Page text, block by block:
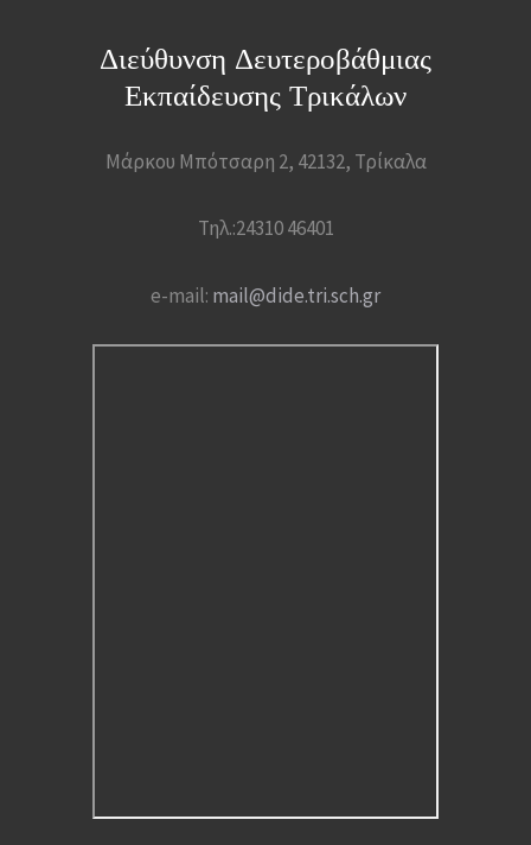
Διεύθυνση Δευτεροβάθμιας
Εκπαίδευσης Τρικάλων
Μάρκου Μπότσαρη 2, 42132, Τρίκαλα
Τηλ.:24310 46401
e-mail: mail@dide.tri.sch.gr